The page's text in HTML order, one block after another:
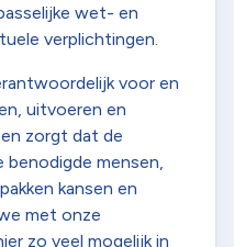
wet- en
verplichtingen.
voor en
uitvoeren en
zorgt dat de
mensen,
kansen en
met onze
zo veel mogelijk in